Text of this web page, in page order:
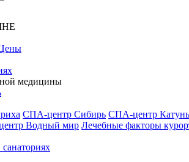
медицины
СПА-центр Сибирь СПА-центр Катунь
Водный мир Лечебные факторы